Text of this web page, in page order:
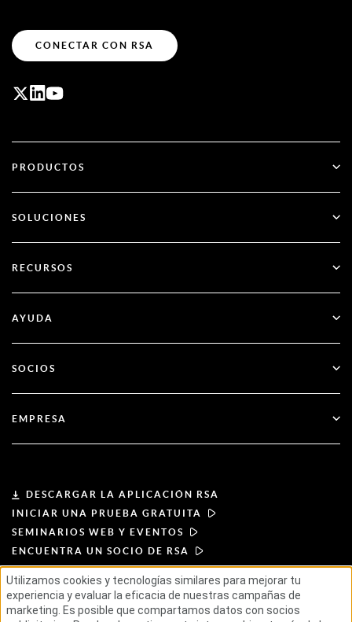
CONECTAR CON RSA
PRODUCTOS
SecurID
SOLUCIONES
Autenticación multifactor
Servicios financieros
RECURSOS
Blog
Documentación
AYUDA
Atención al cliente
SOCIOS
Hágase socio
EMPRESA
Liderazgo
Noticias y prensa
Recursos
Carreras profesionales
DESCARGAR LA APLICACIÓN RSA
INICIAR UNA PRUEBA GRATUITA
SEMINARIOS WEB Y EVENTOS
ENCUENTRA UN SOCIO DE RSA
CONDICIONES DE USO
POLÍTICA DE PRIVACIDAD
Utilizamos cookies y tecnologías similares para mejorar tu
experiencia y evaluar la eficacia de nuestras campañas de
marketing. Es posible que compartamos datos con socios